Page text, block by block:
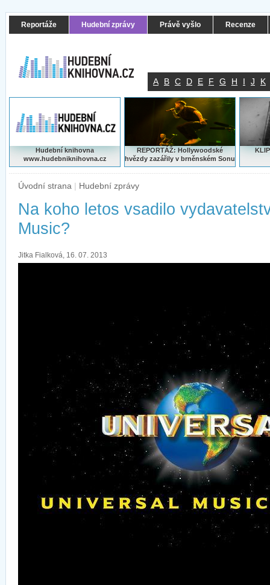
Reportáže Hudební zprávy Právě vyšlo Recenze
A B C D E F G H I J K
Hudební knihovna
www.hudebniknihovna.cz
REPORTÁŽ: Hollywoodské
hvězdy zazářily v brněnském Sonu
Úvodní strana | Hudební zprávy
Na koho letos vsadilo
Music?
Jitka Fialková, 16. 07. 2013